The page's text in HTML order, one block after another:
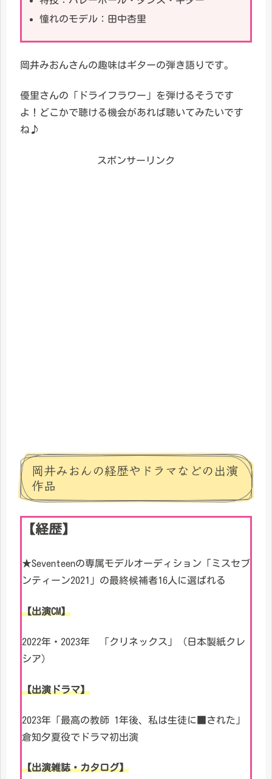
憧れのモデル：田中杏里
岡井みおんさんの趣味はギターの弾き語りです。
優里さんの「ドライフラワー」を弾けるそうです
よ！どこかで聴ける機会があれば聴いてみたいです
ね♪
スポンサーリンク
岡井みおんの経歴やドラマなどの出演
作品
【経歴】
★Seventeenの専属モデルオーディション「ミスセブ
ンティーン2021」の最終候補者16人に選ばれる
【出演CM】
2022年・2023年 「クリネックス」（日本製紙クレ
シア）
【出演ドラマ】
2023年「最高の教師 1年後、私は生徒に■された」
倉知夕夏役でドラマ初出演
【出演雑誌・カタログ】